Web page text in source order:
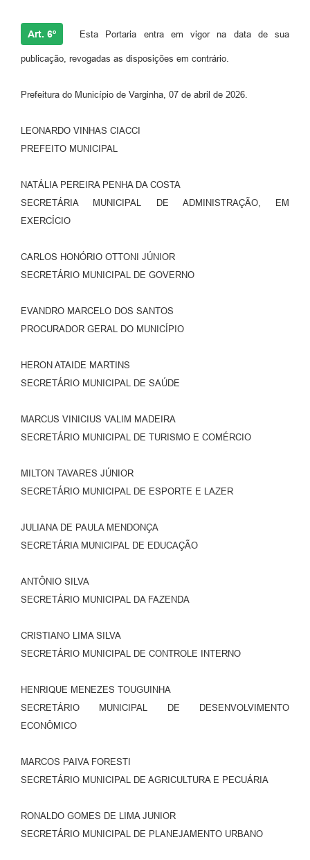
Art. 6º Esta Portaria entra em vigor na data de sua
publicação, revogadas as disposições em contrário.
Prefeitura do Município de Varginha, 07 de abril de 2026.
LEONARDO VINHAS CIACCI
PREFEITO MUNICIPAL
NATÁLIA PEREIRA PENHA DA COSTA
SECRETÁRIA MUNICIPAL DE ADMINISTRAÇÃO, EM
EXERCÍCIO
CARLOS HONÓRIO OTTONI JÚNIOR
SECRETÁRIO MUNICIPAL DE GOVERNO
EVANDRO MARCELO DOS SANTOS
PROCURADOR GERAL DO MUNICÍPIO
HERON ATAIDE MARTINS
SECRETÁRIO MUNICIPAL DE SAÚDE
MARCUS VINICIUS VALIM MADEIRA
SECRETÁRIO MUNICIPAL DE TURISMO E COMÉRCIO
MILTON TAVARES JÚNIOR
SECRETÁRIO MUNICIPAL DE ESPORTE E LAZER
JULIANA DE PAULA MENDONÇA
SECRETÁRIA MUNICIPAL DE EDUCAÇÃO
ANTÔNIO SILVA
SECRETÁRIO MUNICIPAL DA FAZENDA
CRISTIANO LIMA SILVA
SECRETÁRIO MUNICIPAL DE CONTROLE INTERNO
HENRIQUE MENEZES TOUGUINHA
SECRETÁRIO MUNICIPAL DE DESENVOLVIMENTO
ECONÔMICO
MARCOS PAIVA FORESTI
SECRETÁRIO MUNICIPAL DE AGRICULTURA E PECUÁRIA
RONALDO GOMES DE LIMA JUNIOR
SECRETÁRIO MUNICIPAL DE PLANEJAMENTO URBANO